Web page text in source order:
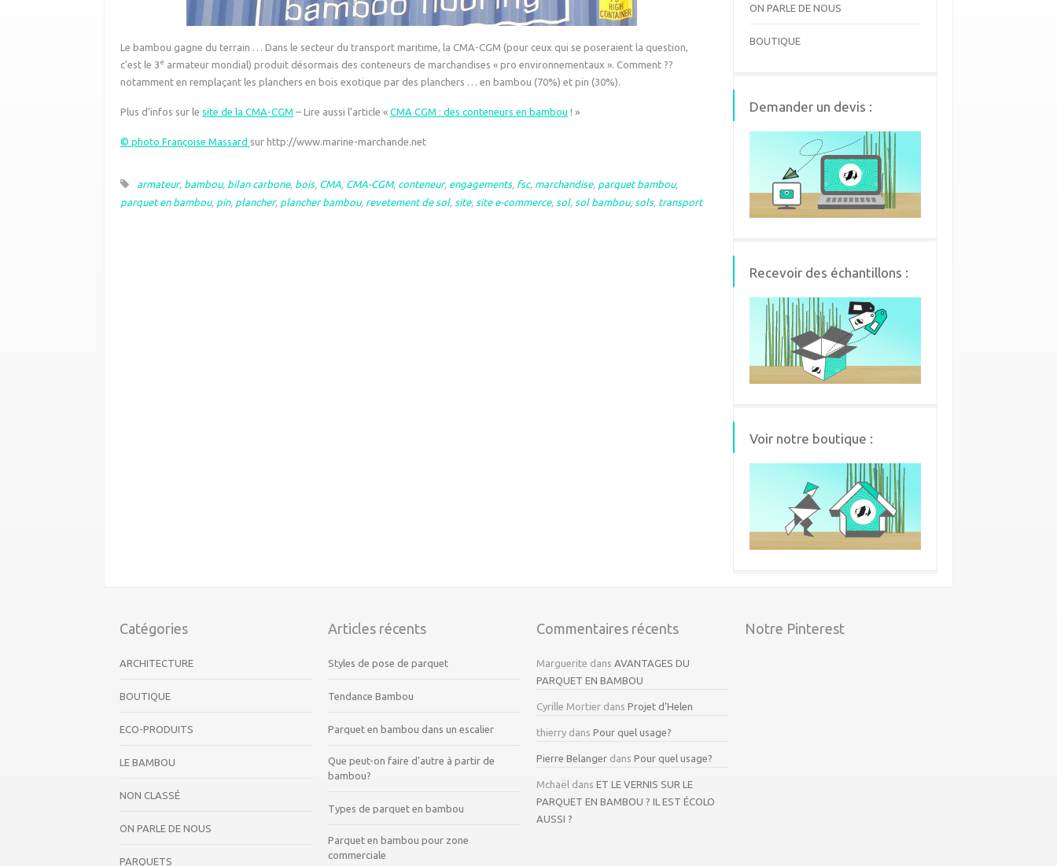
Le bambou gagne du terrain … Dans le secteur du transport maritime, la CMA-CGM (pour ceux qui se poseraient la question,
c’est le 3e armateur mondial) produit désormais des conteneurs de marchandises « pro environnementaux ». Comment ??
notamment en remplaçant les planchers en bois exotique par des planchers … en bambou (70%) et pin (30%).
Plus d’infos sur le site de la CMA-CGM – Lire aussi l’article « CMA CGM : des conteneurs en bambou ! »
© photo Françoise Massard sur http://www.marine-marchande.net
armateur, bambou, bilan carbone, bois, CMA, CMA-CGM, conteneur, engagements, fsc, marchandise, parquet bambou,
parquet en bambou, pin, plancher, plancher bambou, revetement de sol, site, site e-commerce, sol, sol bambou, sols, transport
ON PARLE DE NOUS
BOUTIQUE
Demander un devis :
Recevoir des échantillons :
Voir notre boutique :
Catégories
ARCHITECTURE
BOUTIQUE
ECO-PRODUITS
LE BAMBOU
NON CLASSÉ
ON PARLE DE NOUS
PARQUETS
Articles récents
Styles de pose de parquet
Tendance Bambou
Parquet en bambou dans un escalier
Que peut-on faire d’autre à partir de
bambou?
Types de parquet en bambou
Parquet en bambou pour zone
commerciale
Commentaires récents
Marguerite dans AVANTAGES DU
PARQUET EN BAMBOU
Cyrille Mortier dans Projet d’Helen
thierry dans Pour quel usage?
Pierre Belanger dans Pour quel usage?
Mchaël dans ET LE VERNIS SUR LE
PARQUET EN BAMBOU ? IL EST ÉCOLO
AUSSI ?
Notre Pinterest